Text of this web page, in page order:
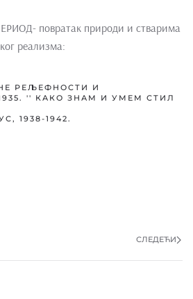
повратак природи и стварима
реализма:
РЕЉЕФНОСТИ И
'' КАКО ЗНАМ И УМЕМ СТИЛ
1938-1942.
СЛЕДЕЋИ